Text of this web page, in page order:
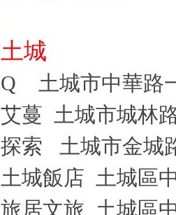
土城
Q
土城市中華路
艾蔓 土城市城林
探索
土城市金城
土城飯店 土城區
旅居文旅 土城區